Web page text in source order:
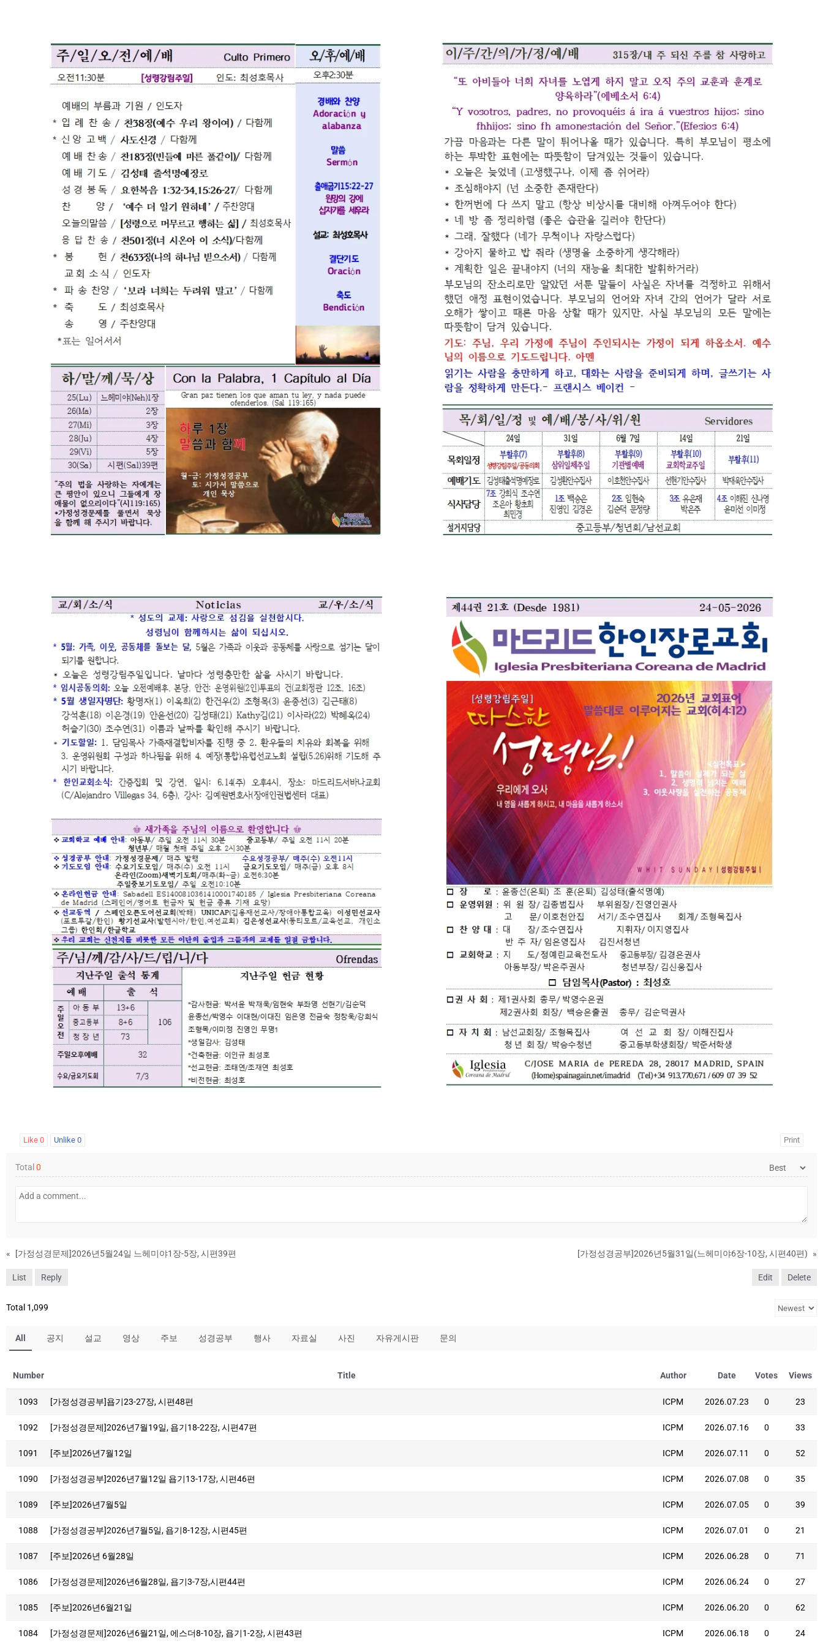
Like 0 Unlike 0 Print
Total 0
« [가정성경문제]2026년5월24일 느헤미야1장-5장, 시편39편 [가정성경공부]2026년5월31일(느헤미야6장-10장, 시편40편) »
List Reply Edit Delete
Total 1,099
All 공지 설교 영상 주보 성경공부 행사 자료실 사진 자유게시판 문의
Number Title Author Date Votes Views
1093 [가정성경공부]욥기23-27장, 시편48편 ICPM 2026.07.23 0 23
1092 [가정성경문제]2026년7월19일, 욥기18-22장, 시편47편 ICPM 2026.07.16 0 33
1091 [주보]2026년7월12일 ICPM 2026.07.11 0 52
1090 [가정성경공부]2026년7월12일 욥기13-17장, 시편46편 ICPM 2026.07.08 0 35
1089 [주보]2026년7월5일 ICPM 2026.07.05 0 39
1088 [가정성경공부]2026년7월5일, 욥기8-12장, 시편45편 ICPM 2026.07.01 0 21
1087 [주보]2026년 6월28일 ICPM 2026.06.28 0 71
1086 [가정성경문제]2026년6월28일, 욥기3-7장,시편44편 ICPM 2026.06.24 0 27
1085 [주보]2026년6월21일 ICPM 2026.06.20 0 62
1084 [가정성경문제]2026년6월21일, 에스더8-10장, 욥기1-2장, 시편43편 ICPM 2026.06.18 0 24